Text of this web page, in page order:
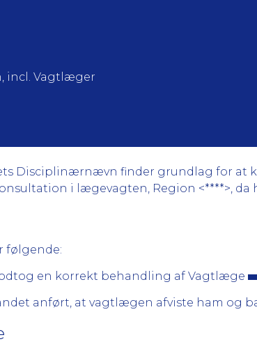
incl. Vagtlæger
Disciplinærnævn finder grundlag for at
i lægevagten, Region <****>, da
følgende:
en korrekt behandling af Vagtlæge
anført, at vagtlægen afviste ham og